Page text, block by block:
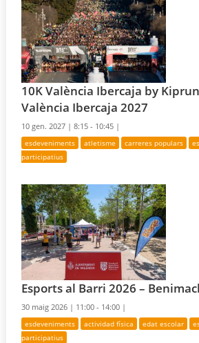
10K València Ibercaja by
València Ibercaja 2027
10 gen. 2027 |8:15 - 10:45 |
esdeveniments atletisme carreres populars
participatius
Esports al Barri 2026 –
30 maig 2026 | 11:00 - 14:00 |
esdeveniments actividad física edat escolar
participatius